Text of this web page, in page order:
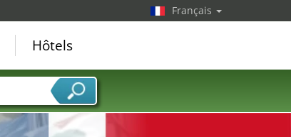
Français
Hôtels